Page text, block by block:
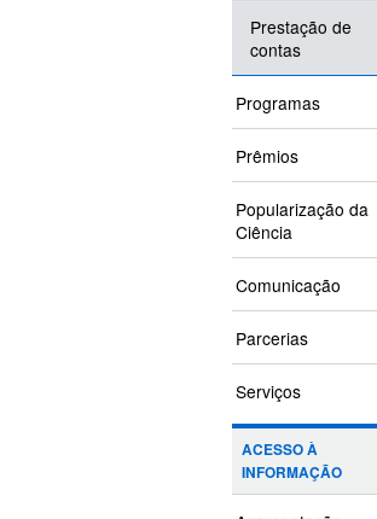
Prestação de
contas
Programas
Prêmios
Popularização da
Ciência
Comunicação
Parcerias
Serviços
ACESSO À
INFORMAÇÃO